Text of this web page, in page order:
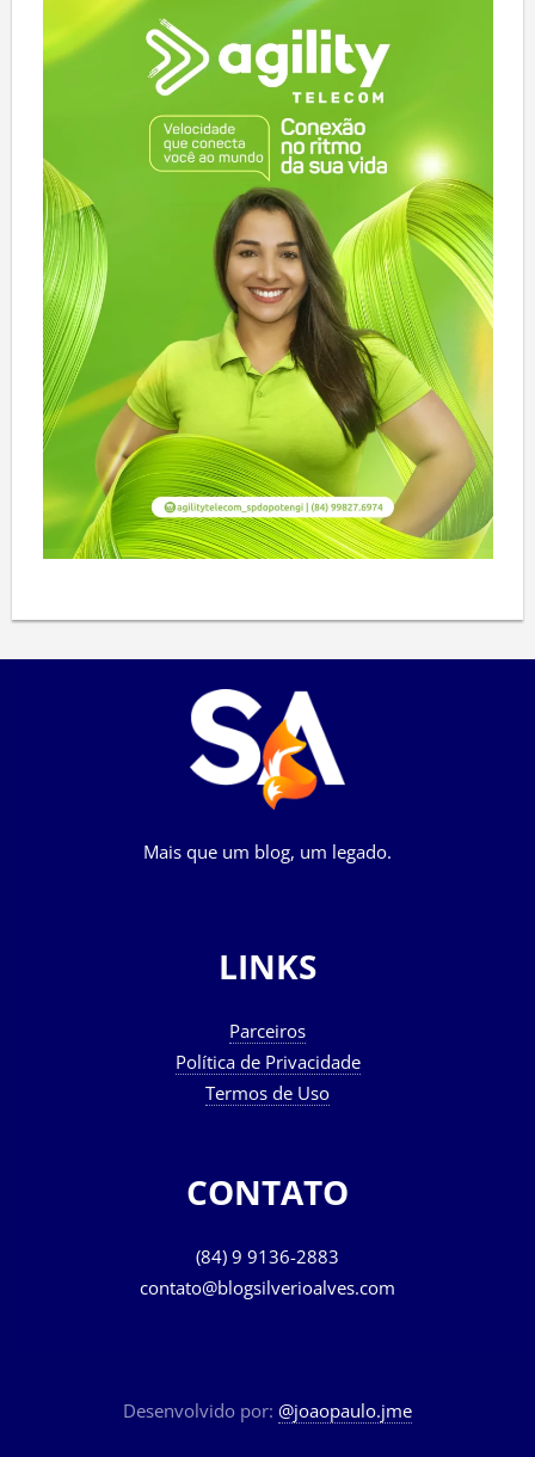
Mais que um blog, um legado.
LINKS
Parceiros
Política de Privacidade
Termos de Uso
CONTATO
(84) 9 9136-2883
contato@blogsilverioalves.com
Desenvolvido por: @joaopaulo.jme